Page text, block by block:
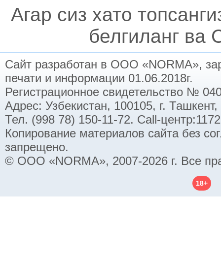
Агар сиз хато
белгиланг ва
Сайт разработан в ООО «NORMA»,
печати и информации 01.06.2018г.
Регистрационное свидетельство №
Адрес: Узбекистан, 100105, г.
Тел. (998 78) 150-11-72. Call-
Копирование материалов сайта без
запрещено.
© ООО «NORMA», 2007-2026 г. Все
18+